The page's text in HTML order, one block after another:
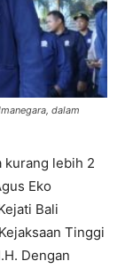
dalam
kurang lebih 2
Eko
Bali
Tinggi
Dengan